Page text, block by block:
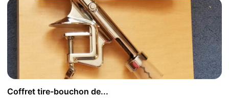
Coffret tire-bouchon de...